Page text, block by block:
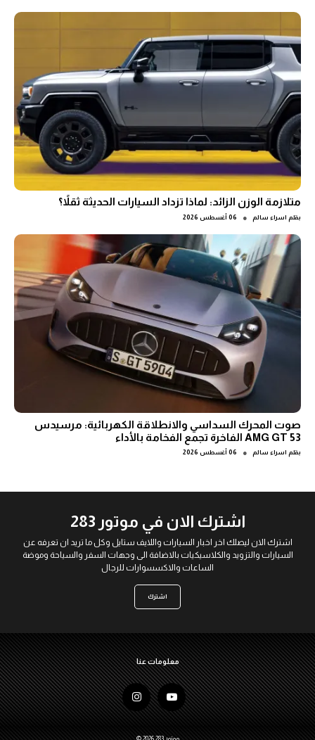
متلازمة الوزن الزائد: لماذا تزداد السيارات الحديثة ثقلاً؟
بقلم اسراء سالم ● 06 أغسطس 2026
صوت المحرك السداسي والانطلاقة الكهربائية: مرسيدس
AMG GT 53 الفاخرة تجمع الفخامة بالأداء
بقلم اسراء سالم ● 06 أغسطس 2026
اشترك الان في موتور 283
اشترك الان ليصلك اخر اخبار السيارات واللايف ستايل وكل ما تريد ان تعرفه عن
السيارات والتزويد والكلاسيكيات بالاضافة الى وجهات السفر والسياحة وموضة
الساعات والاكسسوارات للرجال
اشترك
معلومات عنا
© 2026 موتور 283